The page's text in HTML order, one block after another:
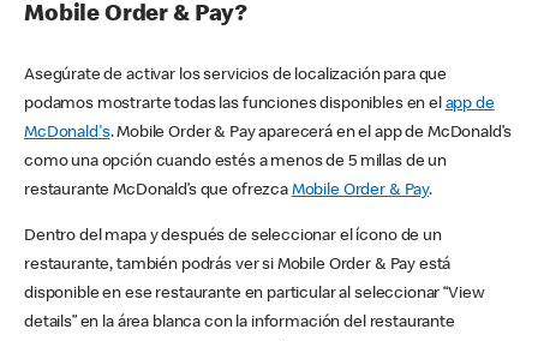
Mobile Order & Pay?
Asegúrate de activar los servicios de localización para que
podamos mostrarte todas las funciones disponibles en el app de
McDonald's. Mobile Order & Pay aparecerá en el app de McDonald’s
como una opción cuando estés a menos de 5 millas de un
restaurante McDonald’s que ofrezca Mobile Order & Pay.
Dentro del mapa y después de seleccionar el ícono de un
restaurante, también podrás ver si Mobile Order & Pay está
disponible en ese restaurante en particular al seleccionar “View
details” en la área blanca con la información del restaurante